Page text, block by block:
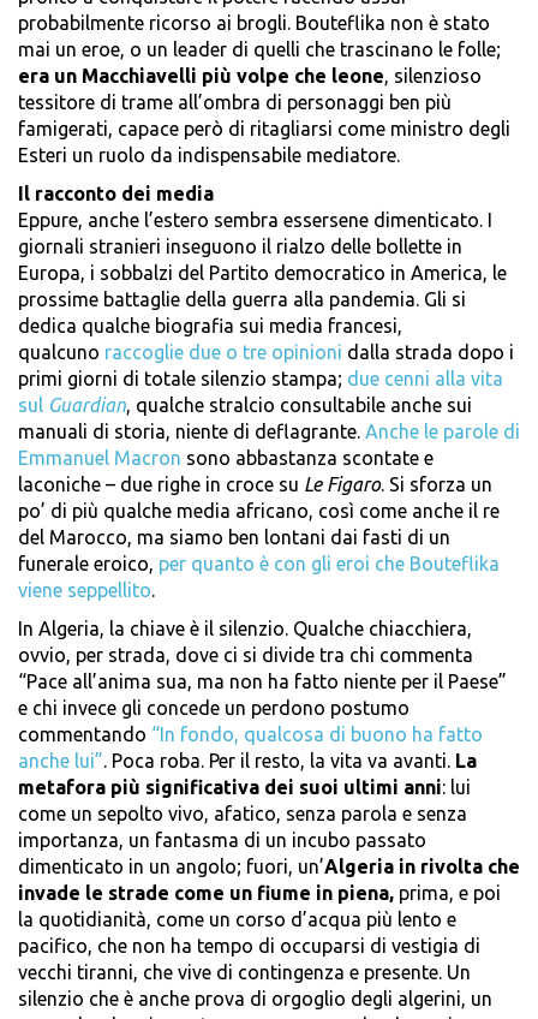
probabilmente ricorso ai brogli. Bouteflika non è stato
mai un eroe, o un leader di quelli che trascinano le folle;
era un Macchiavelli più volpe che leone, silenzioso
tessitore di trame all’ombra di personaggi ben più
famigerati, capace però di ritagliarsi come ministro degli
Esteri un ruolo da indispensabile mediatore.
Il racconto dei media
Eppure, anche l’estero sembra essersene dimenticato. I
giornali stranieri inseguono il rialzo delle bollette in
Europa, i sobbalzi del Partito democratico in America, le
prossime battaglie della guerra alla pandemia. Gli si
dedica qualche biografia sui media francesi,
qualcuno raccoglie due o tre opinioni dalla strada dopo i
primi giorni di totale silenzio stampa; due cenni alla vita
sul Guardian, qualche stralcio consultabile anche sui
manuali di storia, niente di deflagrante. Anche le parole di
Emmanuel Macron sono abbastanza scontate e
laconiche – due righe in croce su Le Figaro. Si sforza un
po’ di più qualche media africano, così come anche il re
del Marocco, ma siamo ben lontani dai fasti di un
funerale eroico, per quanto è con gli eroi che Bouteflika
viene seppellito.
In Algeria, la chiave è il silenzio. Qualche chiacchiera,
ovvio, per strada, dove ci si divide tra chi commenta
“Pace all’anima sua, ma non ha fatto niente per il Paese”
e chi invece gli concede un perdono postumo
commentando “In fondo, qualcosa di buono ha fatto
anche lui”. Poca roba. Per il resto, la vita va avanti. La
metafora più significativa dei suoi ultimi anni: lui
come un sepolto vivo, afatico, senza parola e senza
importanza, un fantasma di un incubo passato
dimenticato in un angolo; fuori, un’Algeria in rivolta che
invade le strade come un fiume in piena, prima, e poi
la quotidianità, come un corso d’acqua più lento e
pacifico, che non ha tempo di occuparsi di vestigia di
vecchi tiranni, che vive di contingenza e presente. Un
silenzio che è anche prova di orgoglio degli algerini, un